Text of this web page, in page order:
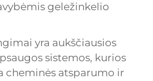
geležinkelio
yra aukščiausios
sistemos, kurios
cheminės atsparumo ir